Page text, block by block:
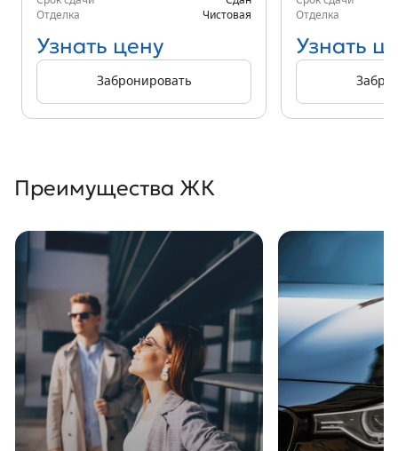
Отделка
Чистовая
Узнать цену
Забронировать
Отделка
Узнать
Преимущества ЖК